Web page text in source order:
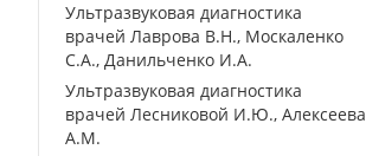
Ультразвуковая диагностика
врачей Лаврова В.Н., Москаленко
С.А., Данильченко И.А.
Ультразвуковая диагностика
врачей Лесниковой И.Ю., Алексеева
А.М.